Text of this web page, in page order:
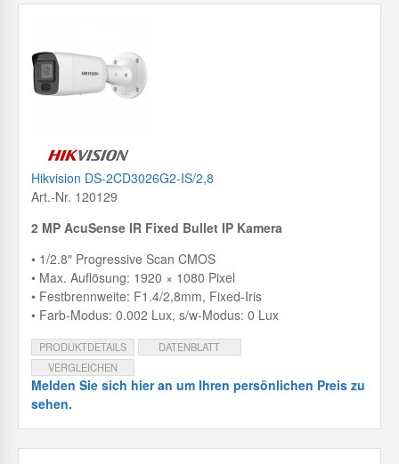
Hikvision DS-2CD3026G2-IS/2,8
Art.-Nr. 120129
2 MP AcuSense IR Fixed Bullet IP Kamera
• 1/2.8″ Progressive Scan CMOS
• Max. Auflösung: 1920 × 1080 Pixel
• Festbrennweite: F1.4/2,8mm, Fixed-Iris
• Farb-Modus: 0.002 Lux, s/w-Modus: 0 Lux
PRODUKTDETAILS
DATENBLATT
VERGLEICHEN
Melden Sie sich hier an um Ihren persönlichen Preis zu
sehen.